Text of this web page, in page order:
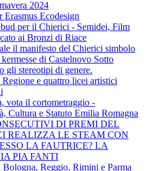
2024
Ecodesign
per il Chierici - Semidei, Film
ai Bronzi di Riace
il manifesto del Chierici simbolo
di Castelnovo Sotto
gli stereotipi di genere.
e quattro licei artistici
vota il cortometraggio -
Cultura e Statuto Emilia Romagna
DI PREMI DEL
REALIZZA LE STEAM CON
LA FAUTRICE? LA
PIA FANTI
Reggio, Rimini e Parma